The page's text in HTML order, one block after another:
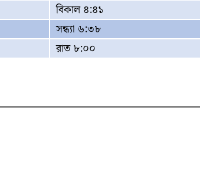
বিকাল ৪:৪১
সন্ধ্যা ৬:৩৮
রাত ৮:০০